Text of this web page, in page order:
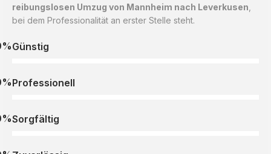
reibungslosen Umzug von Mannheim nach Leverkusen
bei dem Professionalität an erster Stelle steht.
Günstig
Professionell
Sorgfältig